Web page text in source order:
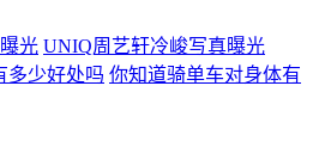
UNIQ周艺轩冷峻写真曝光
你知道骑单车对身体有